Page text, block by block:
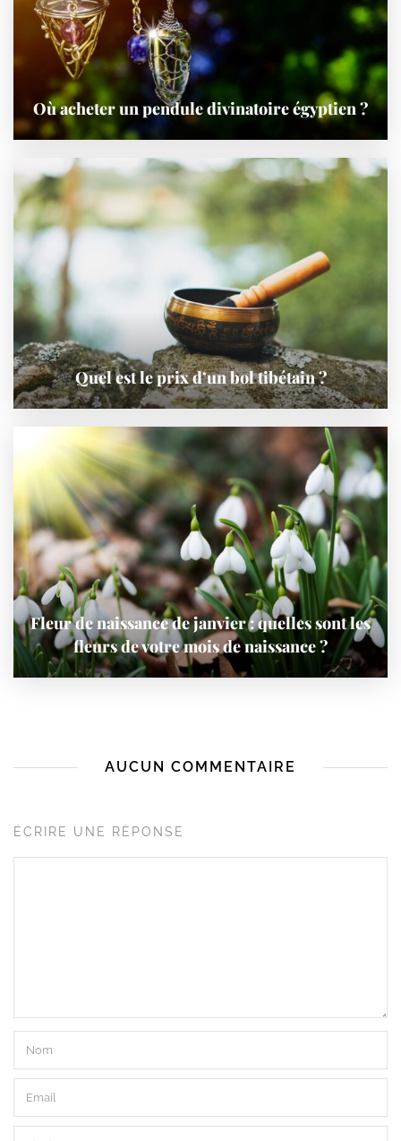
Où acheter un pendule divinatoire égyptien ?
Quel est le prix d’un bol tibétain ?
Fleur de naissance de janvier : quelles sont les
fleurs de votre mois de naissance ?
AUCUN COMMENTAIRE
ÉCRIRE UNE RÉPONSE